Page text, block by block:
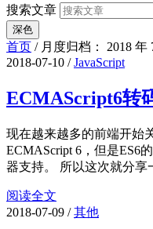
搜索文章
深色
首页 / 月度归档： 2018 年
2018-07-10 / JavaScript
ECMAScript6转
现在越来越多的前端开始
ECMAScript 6，但是ES6
器支持。 所以这次就分享
阅读全文
2018-07-09 / 其他